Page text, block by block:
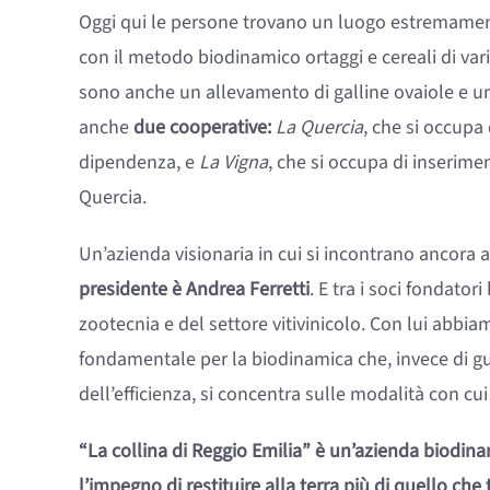
Oggi qui le persone trovano un luogo
con il metodo biodinamico ortaggi e cereali di
sono anche un allevamento di galline ovaiole e
anchedue cooperative: La Quercia, che si
dipendenza, e La Vigna, che si occupa di
Quercia.
Un’azienda visionaria in cui si incontrano
presidente è Andrea Ferretti. E tra i soci
zootecnia e del settore vitivinicolo. Con lui
fondamentale per la biodinamica che, invece di
dell’efficienza, si concentra sulle modalità con
“La collina di Reggio Emilia” è un’azienda